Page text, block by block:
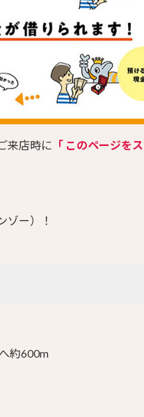
来店時に 「 このページを
ゾー）！
約600m